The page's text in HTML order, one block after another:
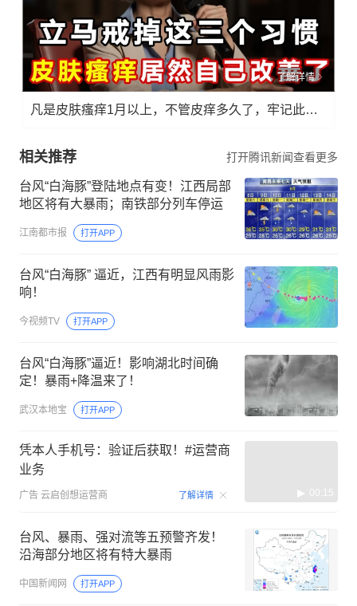
了解详情
凡是皮肤瘙痒1月以上，不管皮痒多久了，牢记此法，快！准！狠！
相关推荐 打开腾讯新闻查看更多
台风“白海豚”登陆地点有变！江西局部
地区将有大暴雨；南铁部分列车停运
江南都市报 打开APP
台风“白海豚” 逼近，江西有明显风雨影
响！
今视频TV 打开APP
台风“白海豚”逼近！影响湖北时间确
定！暴雨+降温来了！
武汉本地宝 打开APP
凭本人手机号：验证后获取！#运营商
业务
广告 云启创想运营商 了解详情 00:15
台风、暴雨、强对流等五预警齐发！
沿海部分地区将有特大暴雨
中国新闻网 打开APP